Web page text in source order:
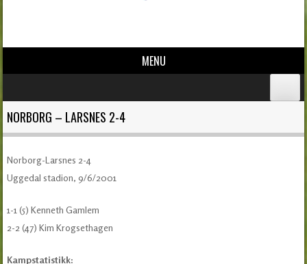
MENU
NORBORG – LARSNES 2-4
Norborg-Larsnes 2-4
Uggedal stadion, 9/6/2001
1-1 (5) Kenneth Gamlem
2-2 (47) Kim Krogsethagen
Kampstatistikk: